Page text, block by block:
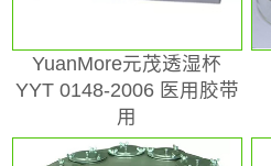
YuanMore元茂透湿杯
YYT 0148-2006 医用胶带
用